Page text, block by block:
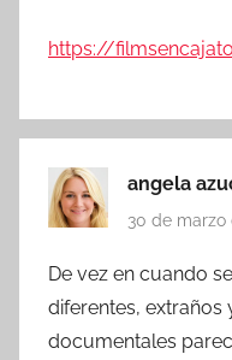
https://
angela
30 de marzo
De vez en cuando
diferentes, extraños
documentales